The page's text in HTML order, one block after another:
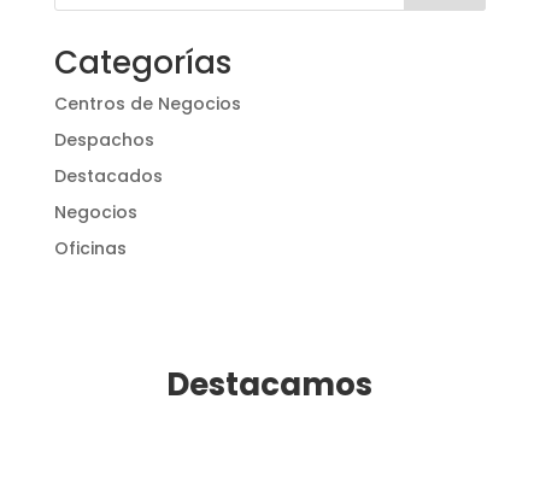
Categorías
Centros de Negocios
Despachos
Destacados
Negocios
Oficinas
Destacamos